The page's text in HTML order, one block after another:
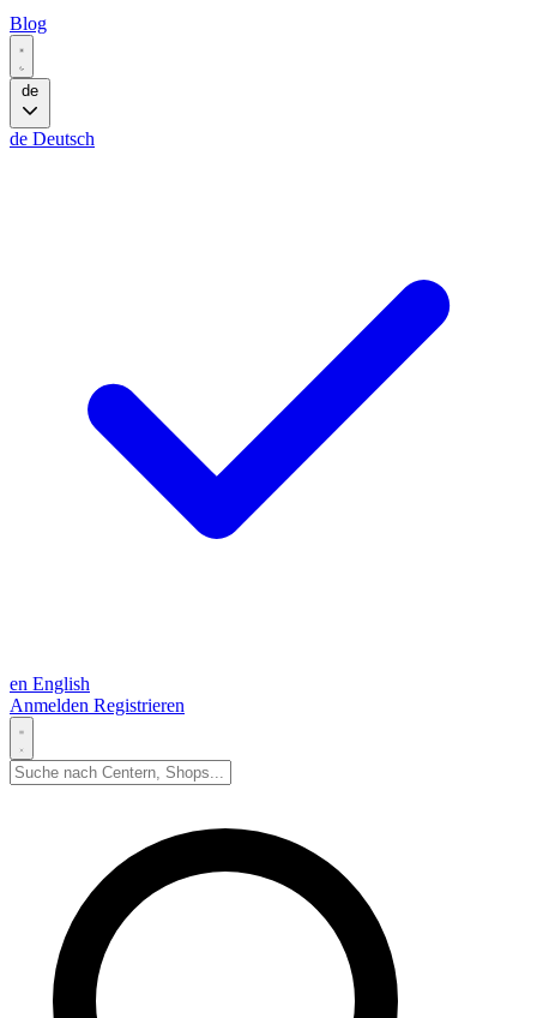
Blog
de
de Deutsch
en English
Anmelden Registrieren